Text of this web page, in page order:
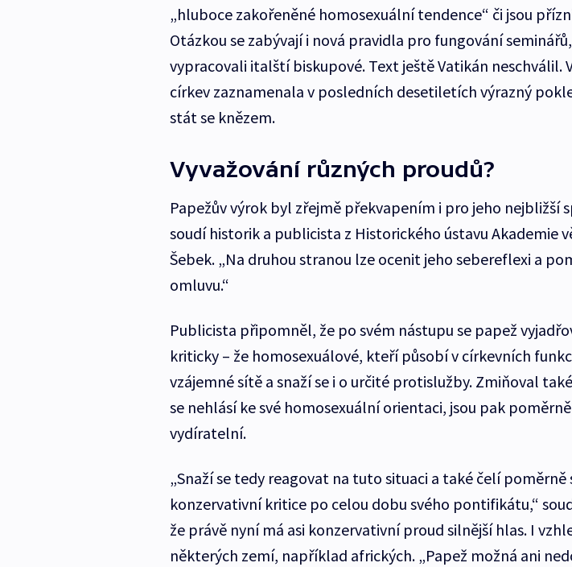
„hluboce zakořeněné homosexuální tendence“ či jsou
Otázkou se zabývají i nová pravidla pro fungování
vypracovali italští biskupové. Text ještě Vatikán neschválil.
církev zaznamenala v posledních desetiletích výrazný
stát se knězem.
Vyvažování různých proudů?
Papežův výrok byl zřejmě překvapením i pro jeho nejbližší
soudí historik a publicista z Historického ústavu Akademie
Šebek. „Na druhou stranou lze ocenit jeho sebereflexi a
omluvu.“
Publicista připomněl, že po svém nástupu se papež
kriticky – že homosexuálové, kteří působí v církevních
vzájemné sítě a snaží se i o určité protislužby. Zmiňoval
se nehlásí ke své homosexuální orientaci, jsou pak
vydíratelní.
„Snaží se tedy reagovat na tuto situaci a také čelí poměrně
konzervativní kritice po celou dobu svého pontifikátu,“
že právě nyní má asi konzervativní proud silnější hlas. I
některých zemí, například afrických. „Papež možná ani